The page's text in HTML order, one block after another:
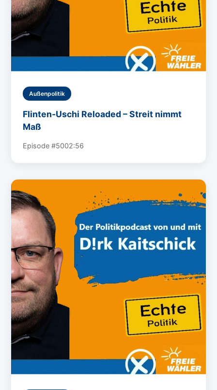
Außenpolitik
Flinten-Uschi Reloaded – Streit nimmt
Maß
Episode #5002:56